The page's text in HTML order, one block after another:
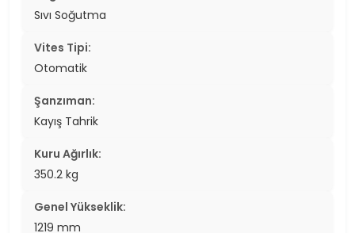
Sıvı Soğutma
Vites Tipi:
Otomatik
Şanzıman:
Kayış Tahrik
Kuru Ağırlık:
350.2 kg
Genel Yükseklik:
1219 mm